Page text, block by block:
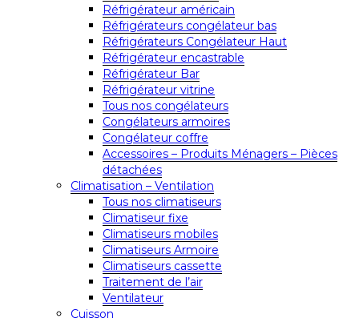
Réfrigérateur américain
Réfrigérateurs congélateur bas
Réfrigérateurs Congélateur Haut
Réfrigérateur encastrable
Réfrigérateur Bar
Réfrigérateur vitrine
Tous nos congélateurs
Congélateurs armoires
Congélateur coffre
Accessoires – Produits Ménagers – Pièces
détachées
Climatisation – Ventilation
Tous nos climatiseurs
Climatiseur fixe
Climatiseurs mobiles
Climatiseurs Armoire
Climatiseurs cassette
Traitement de l’air
Ventilateur
Cuisson